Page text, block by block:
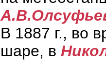
В 1887 г., во
шаре, в